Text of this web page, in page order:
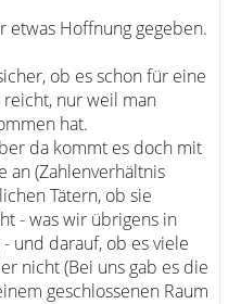
etwas Hoffnung gegeben.
ob es schon für eine
nur weil man
hat.
da kommt es doch mit
an (Zahlenverhältnis
Tätern, ob sie
- was wir übrigens in
und darauf, ob es viele
nicht (Bei uns gab es die
geschlossenen Raum